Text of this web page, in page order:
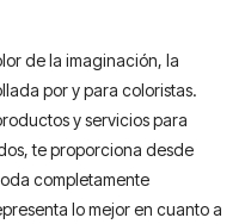
de la imaginación, la
por y para coloristas.
y servicios para
te proporciona desde
completamente
lo mejor en cuanto a